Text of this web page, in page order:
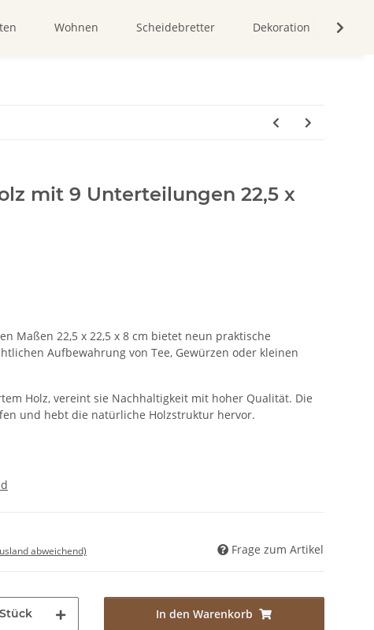
Wohnen Scheidebretter Dekoration
mit 9 Unterteilungen 22,5 x
Maßen 22,5 x 22,5 x 8 cm bietet neun praktische
Aufbewahrung von Tee, Gewürzen oder kleinen
Holz, vereint sie Nachhaltigkeit mit hoher Qualität. Die
und hebt die natürliche Holzstruktur hervor.
abweichend) Frage zum Artikel
Stück In den Warenkorb